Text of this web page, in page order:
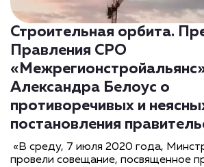
Строительная орбита.
Правления СРО
Александра Белоус о
противоречивых и
постановления
«В среду, 7 июля 2020 года,
провели совещание, посвященное